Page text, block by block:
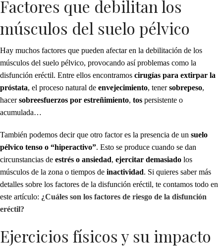
Factores que debilitan los
músculos del suelo pélvico
Hay muchos factores que pueden afectar en la debilitación de los
músculos del suelo pélvico, provocando así problemas como la
disfunción eréctil. Entre ellos encontramos cirugías para extirpar la
próstata, el proceso natural de envejecimiento, tenersobrepeso,
hacersobreesfuerzos por estreñimiento, tos persistente o
acumulada…
También podemos decir que otro factor es la presencia de un suelo
pélvico tenso o “hiperactivo”. Esto se produce cuando se dan
circunstancias de estrés o ansiedad, ejercitar demasiado los
músculos de la zona o tiempos de inactividad. Si quieres saber más
detalles sobre los factores de la disfunción eréctil, te contamos todo en
este artículo: ¿Cuáles son los factores de riesgo de la disfunción
eréctil?
Ejercicios físicos y su impacto